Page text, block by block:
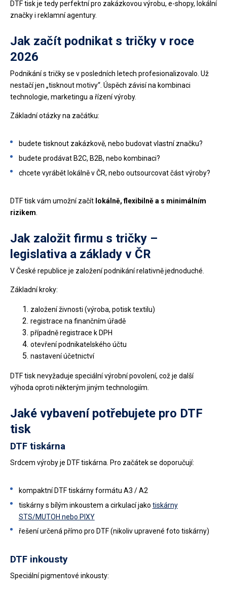
DTF tisk je tedy perfektní pro zakázkovou výrobu, e-shopy, lokální
značky i reklamní agentury.
Jak začít podnikat s tričky v roce
2026
Podnikání s tričky se v posledních letech profesionalizovalo. Už
nestačí jen „tisknout motivy“. Úspěch závisí na kombinaci
technologie, marketingu a řízení výroby.
Základní otázky na začátku:
budete tisknout zakázkově, nebo budovat vlastní značku?
budete prodávat B2C, B2B, nebo kombinaci?
chcete vyrábět lokálně v ČR, nebo outsourcovat část výroby?
DTF tisk vám umožní začít lokálně, flexibilně a s minimálním
rizikem
Jak založit firmu s tričky –
legislativa a základy v ČR
V České republice je založení podnikání relativně jednoduché.
Základní kroky:
založení živnosti (výroba, potisk textilu)
registrace na finančním úřadě
případně registrace k DPH
otevření podnikatelského účtu
nastavení účetnictví
DTF tisk nevyžaduje speciální výrobní povolení, což je další
výhoda oproti některým jiným technologiím.
Jaké vybavení potřebujete pro DTF
tisk
DTF tiskárna
Srdcem výroby je DTF tiskárna. Pro začátek se doporučují:
kompaktní DTF tiskárny formátu A3 / A2
tiskárny s bílým inkoustem a cirkulací jako tiskárny
STS/MUTOH nebo PIXY
řešení určená přímo pro DTF (nikoliv upravené foto tiskárny)
DTF inkousty
Speciální pigmentové inkousty: